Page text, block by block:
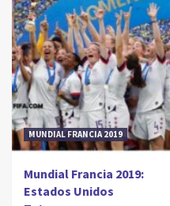
MUNDIAL FRANCIA 2019
Mundial Francia 2019:
Estados Unidos